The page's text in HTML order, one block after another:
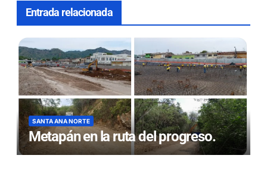
Entrada relacionada
SANTA ANA NORTE
Metapán en la ruta del progreso.